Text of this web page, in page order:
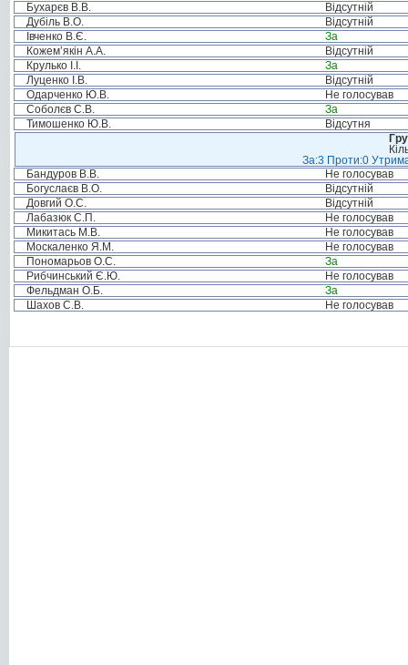
Бухарєв В.В.
Відсутній
Дубіль В.О.
Відсутній
Івченко В.Є.
За
Кожем’якін А.А.
Відсутній
Крулько І.І.
За
Луценко І.В.
Відсутній
Одарченко Ю.В.
Не голосував
Соболєв С.В.
За
Тимошенко Ю.В.
Відсутня
За:3 Проти:0
Бандуров В.В.
Не голосував
Богуслаєв В.О.
Відсутній
Довгий О.С.
Відсутній
Лабазюк С.П.
Не голосував
Микитась М.В.
Не голосував
Москаленко Я.М.
Не голосував
Пономарьов О.С.
За
Рибчинський Є.Ю.
Не голосував
Фельдман О.Б.
За
Шахов С.В.
Не голосував